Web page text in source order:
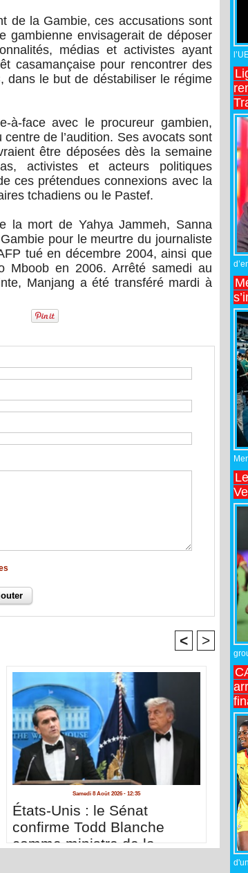
de la Gambie, ces accusations sont
gambienne envisagerait de déposer
médias et activistes ayant
casamançaise pour rencontrer des
dans le but de déstabiliser le régime
à-face avec le procureur gambien,
de l’audition. Ses avocats sont
être déposées dès la semaine
activistes et acteurs politiques
ces prétendues connexions avec la
tchadiens ou le Pastef.
la mort de Yahya Jammeh, Sanna
pour le meurtre du journaliste
tué en décembre 2004, ainsi que
Mboob en 2006. Arrêté samedi au
Manjang a été transféré mardi à
< >
Samedi 8 Août 2026 - 12:35
États-Unis : le Sénat
confirme Todd Blanche
comme ministre de la